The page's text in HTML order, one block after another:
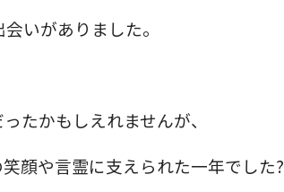
いがありました。
たかもしえれませんが、
顔や言霊に支えられた一年でした?